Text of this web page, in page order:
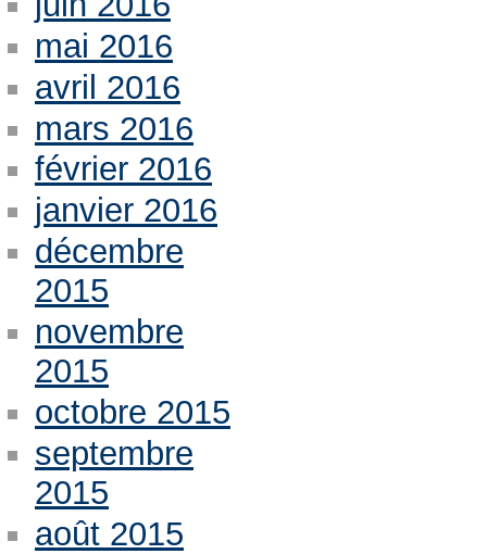
mai 2016
avril 2016
mars 2016
février 2016
janvier 2016
décembre
2015
novembre
2015
octobre 2015
septembre
2015
août 2015